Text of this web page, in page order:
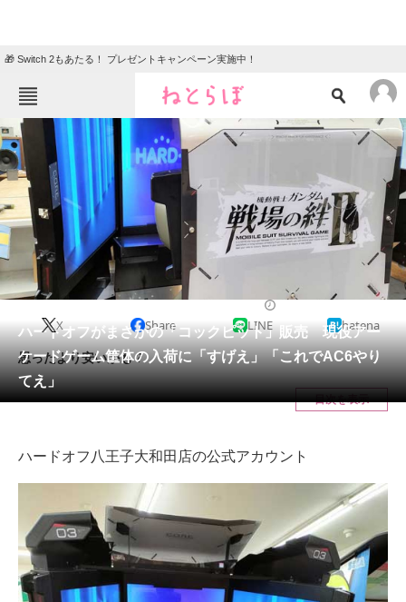
🎁 Switch 2もあたる！ プレゼントキャンペーン実施中！
ねとらぼメニュー
TOP ニュース
エンタメ
グルメ 地域
住まい 教育・育児
動物
会員記事
メディア
注目記事を集めた総合ページ
スマホと通信の最新トレンド
進化するPCとデバイスの未来
好きが集まる 比べて選べる
ハードオフがまさかの「コックピット」販売 現役アー
ケードゲーム筐体の入荷に「すげえ」「これでAC6やり
てえ」
X Share LINE hatena
思ったより安いかも？
目次を表示
ハードオフ八王子大和田店の公式アカウント